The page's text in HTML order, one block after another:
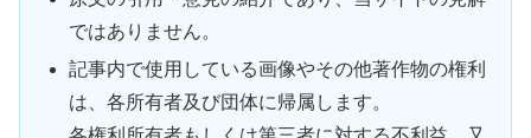
ではありません。
記事内で使用している画像やその他著作物の権利
は、各所有者及び団体に帰属します。